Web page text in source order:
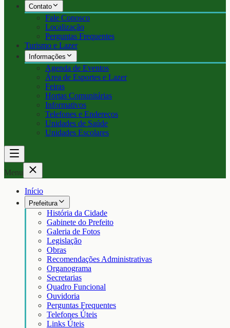
Contato
Fale Conosco
Localização
Perguntas Frequentes
Turismo e Lazer
Informações
Agenda de Eventos
Área de Esportes e Lazer
Feiras
Hortas Comunitárias
Informativos
Telefones e Endereços
Unidades de Saúde
Unidades Escolares
Menu
Início
Prefeitura
História da Cidade
Gabinete do Prefeito
Galeria de Fotos
Legislação
Obras
Recomendações Administrativas
Organograma
Secretarias
Quadro Funcional
Ouvidoria
Perguntas Frequentes
Telefones Úteis
Links Úteis